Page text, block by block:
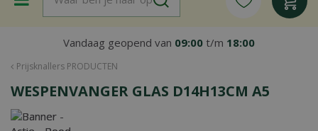
Prijsknallers PRODUCTEN
Vandaag geopend van 09:00 t/m 18:00
WESPENVANGER GLAS D14H13CM A5